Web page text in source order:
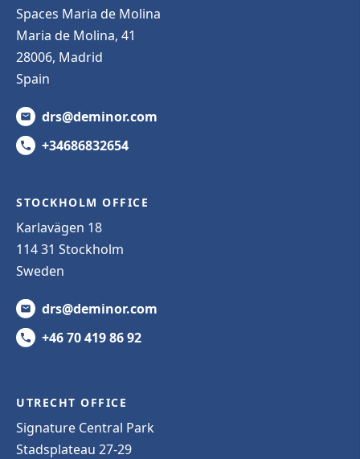
Spaces Maria de Molina
Maria de Molina, 41
28006, Madrid
Spain
drs@deminor.com
+34686832654
STOCKHOLM OFFICE
Karlavägen 18
114 31 Stockholm
Sweden
drs@deminor.com
+46 70 419 86 92
UTRECHT OFFICE
Signature Central Park
Stadsplateau 27-29